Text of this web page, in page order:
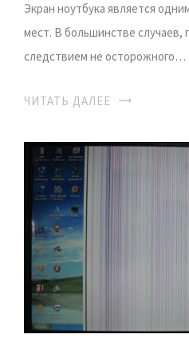
Экран ноутбука является
мест. В большинстве случаев,
следствием не осторожного…
ЧИТАТЬ ДАЛЕЕ